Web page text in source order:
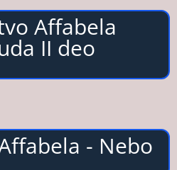
Affabela
II deo
- Nebo